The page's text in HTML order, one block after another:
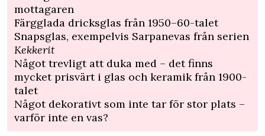
mottagaren
Färgglada dricksglas från 1950–60-talet
Snapsglas, exempelvis Sarpanevas från serien
Kekkerit
Något trevligt att duka med – det finns
mycket prisvärt i glas och keramik från 1900-
talet
Något dekorativt som inte tar för stor plats –
varför inte en vas?